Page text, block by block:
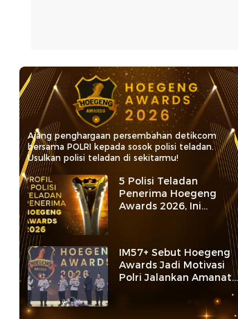
Ajang penghargaan persembahan detikcom
bersama POLRI kepada sosok polisi teladan.
Usulkan polisi teladan di sekitarmu!
5 Polisi Teladan
Penerima Hoegeng
Awards 2026, Ini
Kategori dan Kiprahnya
IM57+ Sebut Hoegeng
Awards Jadi Motivasi
Polri Jalankan Amanat